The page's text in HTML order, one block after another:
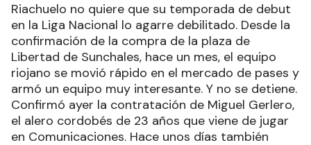
Riachuelo no quiere que su temporada de debut
en la Liga Nacional lo agarre debilitado. Desde la
confirmación de la compra de la plaza de
Libertad de Sunchales, hace un mes, el equipo
riojano se movió rápido en el mercado de pases y
armó un equipo muy interesante. Y no se detiene.
Confirmó ayer la contratación de Miguel Gerlero,
el alero cordobés de 23 años que viene de jugar
en Comunicaciones. Hace unos días también